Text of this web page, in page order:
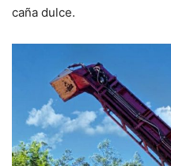
caña dulce.